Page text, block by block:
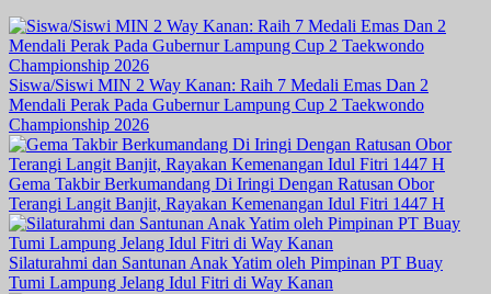
Siswa/Siswi MIN 2 Way Kanan: Raih 7 Medali Emas Dan 2
Mendali Perak Pada Gubernur Lampung Cup 2 Taekwondo
Championship 2026
Gema Takbir Berkumandang Di Iringi Dengan Ratusan Obor
Terangi Langit Banjit, Rayakan Kemenangan Idul Fitri 1447 H
Silaturahmi dan Santunan Anak Yatim oleh Pimpinan PT Buay
Tumi Lampung Jelang Idul Fitri di Way Kanan